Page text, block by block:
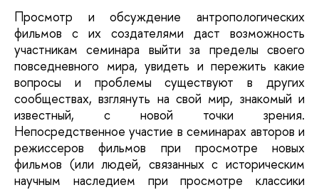
Просмотр и обсуждение антропологических
фильмов с их создателями даст возможность
участникам семинара выйти за пределы своего
повседневного мира, увидеть и пережить какие
вопросы и проблемы существуют в других
сообществах, взглянуть на свой мир, знакомый и
известный, с новой точки зрения.
Непосредственное участие в семинарах авторов и
режиссеров фильмов при просмотре новых
фильмов (или людей, связанных с историческим
научным наследием при просмотре классики